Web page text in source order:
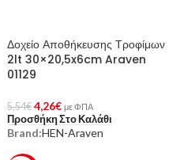
Δοχείο Αποθήκευσης Τροφίμων
2lt 30×20,5x6cm Araven
01129
5,54€ 4,26€ με ΦΠΑ
Προσθήκη Στο Καλάθι
Brand:HEN-Araven